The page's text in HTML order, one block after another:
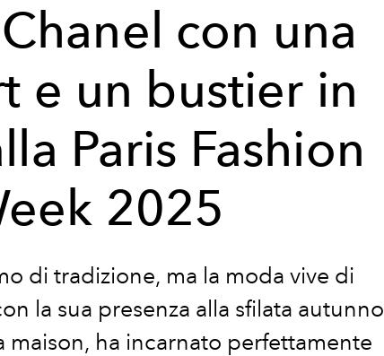
con una
e un bustier in
Paris Fashion
2025
di tradizione, ma la moda vive di
la sua presenza alla sfilata autunno
maison, ha incarnato perfettamente